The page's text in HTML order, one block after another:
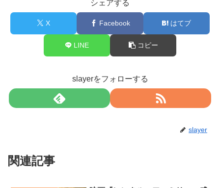
シェアする
X Facebook はてブ
LINE コピー
slayerをフォローする
slayer
関連記事